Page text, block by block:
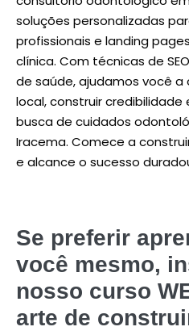
soluções personalizadas
profissionais e landing
clínica. Com técnicas de
de saúde, ajudamos você a
local, construir
busca de cuidados
Iracema. Comece a
e alcance o sucesso
Se preferir
você mesmo,
nosso curso
arte de